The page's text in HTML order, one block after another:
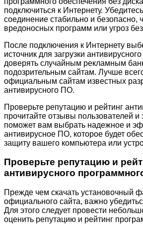
подключиться к Интернету.
соединение стабильно и безопасно,
вредоносных программ или угроз
После подключения к Интернету
источник для загрузки
доверять случайным рекламным
подозрительным сайтам. Лучше
официальным сайтам известных
антивирусного ПО.
Проверьте репутацию и рейтинг
прочитайте отзывы пользователей и
поможет вам выбрать надежное и
антивирусное ПО, которое будет
защиту вашего компьютера или
Проверьте репутацию и
антивирусного
Прежде чем скачать установочный
официального сайта, важно
Для этого следует провести
оценить репутацию и рейтинг